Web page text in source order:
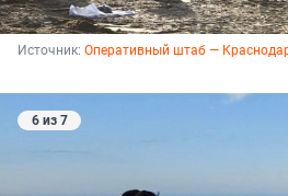
Источник: Оперативный штаб —
6 из 7